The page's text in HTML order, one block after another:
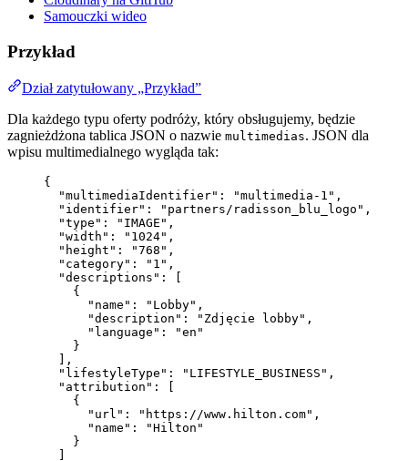
Samouczki wideo
Przykład
Dział zatytułowany „Przykład”
Dla każdego typu oferty podróży, który obsługujemy, będzie
zagnieżdżona tablica JSON o nazwie multimedias. JSON dla
wpisu multimedialnego wygląda tak:
{
"multimediaIdentifier" : "multimedia-1 " ,
"identifier" : " partners/radisson_blu_logo " ,
"type" : " IMAGE " ,
"width" : " 1024" ,
"height" : "768 " ,
"category" : " 1 " ,
"descriptions" : [
{
"name" : " Lobby" ,
"description" : " Zdjęcie lobby" ,
"language" : "en "
}
],
"lifestyleType" : " LIFESTYLE_BUSINESS " ,
"attribution" : [
{
"url" : " https://www.hilton.com" ,
"name" : "Hilton "
}